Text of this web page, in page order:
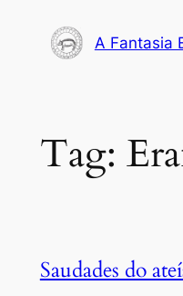
A Fantasia
Tag:
Saudades do